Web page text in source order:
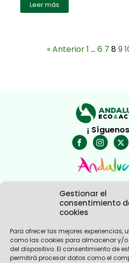
Gestionar el
consentimiento
cookies
Para ofrecer las mejores experiencias,
como las cookies para almacenar y/
del dispositivo. El consentimiento de
permitirá procesar datos como el
Leer más
« Anterior1 … 6 7 89
¡
Nosotros
Experiencias